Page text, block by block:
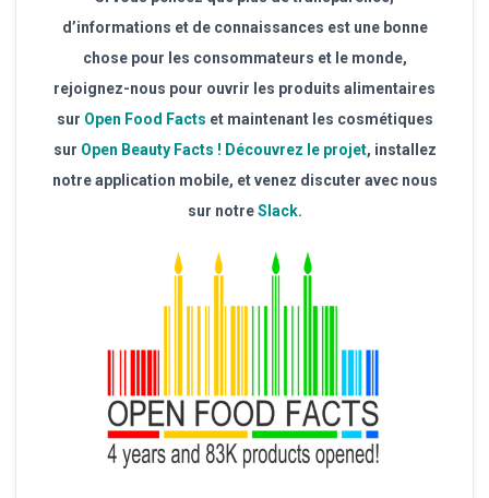
d’informations et de connaissances est une bonne
chose pour les consommateurs et le monde,
rejoignez-nous pour ouvrir les produits alimentaires
sur Open Food Facts et maintenant les cosmétiques
sur Open Beauty Facts ! Découvrez le projet, installez
notre application mobile, et venez discuter avec nous
sur notreSlack.